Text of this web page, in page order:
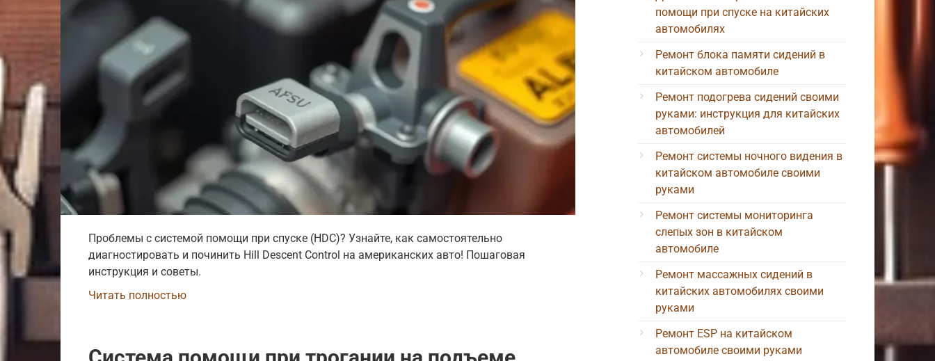
Проблемы с системой помощи при спуске (HDC)? Узнайте, как самостоятельно
диагностировать и починить Hill Descent Control на американских авто! Пошаговая
инструкция и советы.
Читать полностью
помощи при спуске на китайских
автомобилях
Ремонт блока памяти сидений в
китайском автомобиле
Ремонт подогрева сидений своими
руками: инструкция для китайских
автомобилей
Ремонт системы ночного видения в
китайском автомобиле своими
руками
Ремонт системы мониторинга
слепых зон в китайском
автомобиле
Ремонт массажных сидений в
китайских автомобилях своими
руками
Ремонт ESP на китайском
автомобиле своими руками